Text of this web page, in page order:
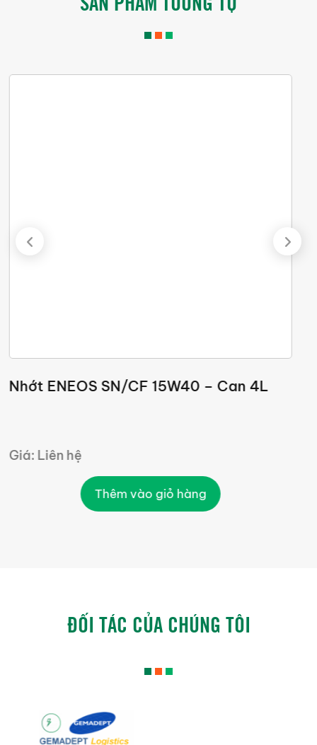
Nhớt ENEOS SN/CF 15W40 – Can 4L
Giá: Liên hệ
Thêm vào giỏ hàng
ĐỐI TÁC CỦA CHÚNG TÔI